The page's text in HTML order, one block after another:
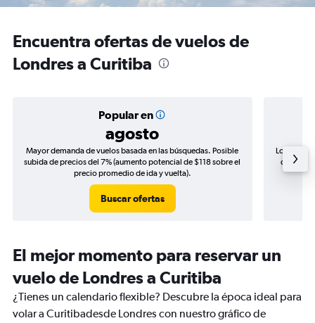
Encuentra ofertas de vuelos de
Londres a Curitiba
Popular en
agosto
Mayor demanda de vuelos basada en las búsquedas. Posible
subida de precios del 7% (aumento potencial de $118 sobre el
precio promedio de ida y vuelta).
Buscar ofertas
Los
de
El mejor momento para reservar un
vuelo de Londres a Curitiba
¿Tienes un calendario flexible? Descubre la época ideal para
volar a Curitibadesde Londres con nuestro gráfico de